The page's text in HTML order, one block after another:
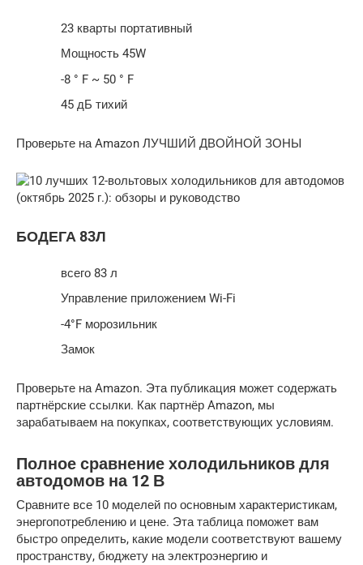
23 кварты портативный
Мощность 45W
-8 ° F ~ 50 ° F
45 дБ тихий
Проверьте на Amazon ЛУЧШИЙ ДВОЙНОЙ ЗОНЫ
БОДЕГА 83Л
всего 83 л
Управление приложением Wi-Fi
-4°F морозильник
Замок
Проверьте на Amazon. Эта публикация может содержать
партнёрские ссылки. Как партнёр Amazon, мы
зарабатываем на покупках, соответствующих условиям.
Полное сравнение холодильников для
автодомов на 12 В
Сравните все 10 моделей по основным характеристикам,
энергопотреблению и цене. Эта таблица поможет вам
быстро определить, какие модели соответствуют вашему
пространству, бюджету на электроэнергию и